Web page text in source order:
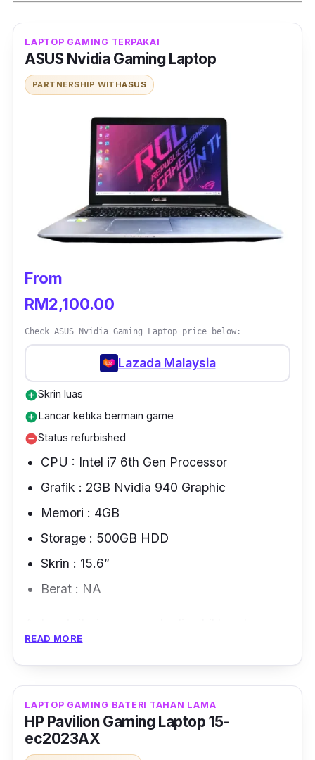
LAPTOP GAMING TERPAKAI
ASUS Nvidia Gaming Laptop
PARTNERSHIP WITHASUS
From
RM2,100.00
Check ASUS Nvidia Gaming Laptop price below:
Lazada Malaysia
add_circleSkrin luas
add_circleLancar ketika bermain game
remove_circleStatus refurbished
CPU : Intel i7 6th Gen Processor
Grafik : 2GB Nvidia 940 Graphic
Memori : 4GB
Storage : 500GB HDD
Skrin : 15.6”
Berat : NA
apabila membeli laptop adalah spesifikasi,
tahap kelancaran, harga dan jenama. Tidak
kira samada laptop tersebutrefurbishedatau
tidak asalkan dalam keadaan baik.
Laptop gaming jenis Asus i7 Nvidia ini
READ MORE
LAPTOP GAMING BATERI TAHAN LAMA
HP Pavilion Gaming Laptop 15-
ec2023AX